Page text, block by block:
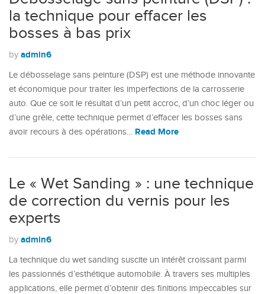
la technique pour effacer les
bosses à bas prix
by admin6
Le débosselage sans peinture (DSP) est une méthode innovante
et économique pour traiter les imperfections de la carrosserie
auto. Que ce soit le résultat d’un petit accroc, d’un choc léger ou
d’une grêle, cette technique permet d’effacer les bosses sans
avoir recours à des opérations… Read More
Le « Wet Sanding » : une technique
de correction du vernis pour les
experts
by admin6
La technique du wet sanding suscite un intérêt croissant parmi
les passionnés d’esthétique automobile. À travers ses multiples
applications, elle permet d’obtenir des finitions impeccables sur